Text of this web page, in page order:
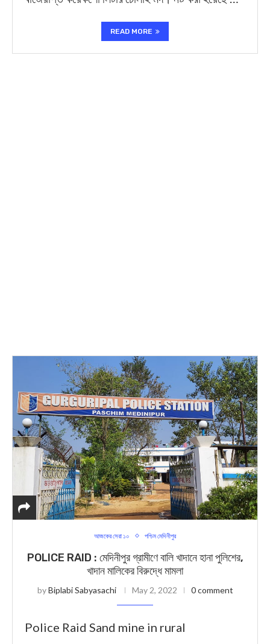
READ MORE
আজকের সেরা ১০ পশ্চিম মেদিনীপুর
POLICE RAID : মেদিনীপুর গ্রামীণে বালি খাদানে হানা পুলিশের,
খাদান মালিকের বিরুদ্ধে মামলা
byBiplabi Sabyasachi May 2, 2022 0 comment
Police Raid Sand mine in rural